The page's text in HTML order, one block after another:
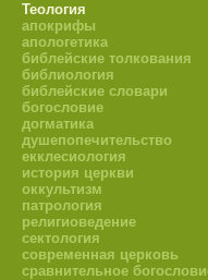
Теология
апокрифы
апологетика
библейские толкования
библиология
библейские словари
богословие
догматика
душепопечительство
екклесиология
история церкви
оккультизм
патрология
религиоведение
сектология
современная церковь
сравнительное